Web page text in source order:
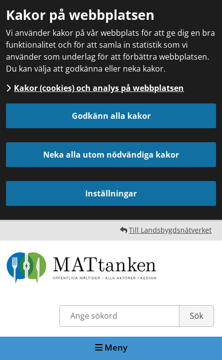
Kakor på webbplatsen
Vi använder kakor på vår webbplats för att ge dig en bra
funktionalitet och för att samla in statistik som vi
använder som underlag för att förbättra webbplatsen.
Du kan välja att godkänna eller neka kakor.
Kakor (cookies) och analys på webbplatsen
Godkänn alla kakor
Neka alla utom nödvändiga kakor
Inställningar
Till Landsbygdsnätverket
Meny